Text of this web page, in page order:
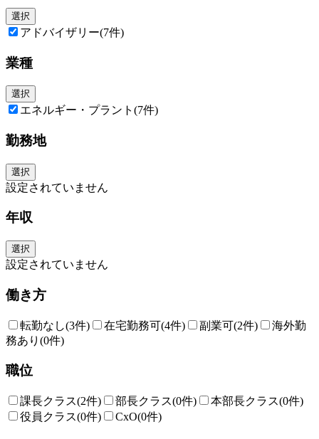
選択
アドバイザリー(7件)
業種
選択
エネルギー・プラント (7件)
勤務地
選択
設定されていません
年収
選択
設定されていません
働き方
転勤なし(3件) 在宅勤務可(4件) 副業可(2件)
海外勤
務あり (0件)
職位
課長クラス(2件) 部長クラス(0件) 本部長クラス(0件)
役員クラス(0件) CxO(0件)